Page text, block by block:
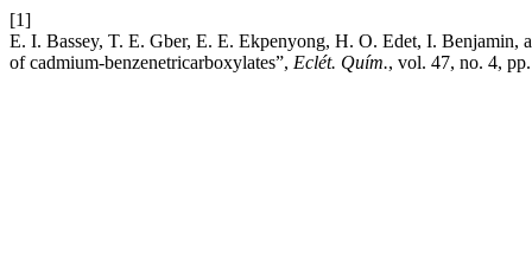
[1]
E. I. Bassey, T. E. Gber, E. E. Ekpenyong, H. O. Edet, I.
of cadmium-benzenetricarboxylates”, Eclét. Quím., vol. 47, no. 4,